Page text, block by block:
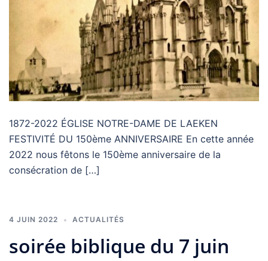
1872-2022 ÉGLISE NOTRE-DAME DE LAEKEN
FESTIVITÉ DU 150ème ANNIVERSAIRE En cette année
2022 nous fêtons le 150ème anniversaire de la
consécration de […]
4 JUIN 2022 ACTUALITÉS
soirée biblique du 7 juin